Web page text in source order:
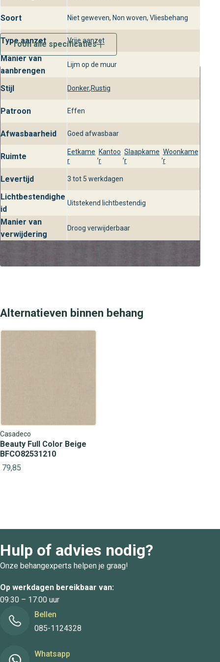
behangplaza
Ontdek Beauty Full Color uit de Beauty Full Color collectie
in de winkels van behangplaza. Onze adviseurs staan
wandbekleding voor jouw stijlvolle interieur.
Soort Niet geweven, Non woven, Vliesbehang
Type aanzet Vrije aanzet
Manier van
aanbrengen
Lijm op de muur
Stijl Donker,Rustig
Patroon Effen
Afwasbaarheid Goed afwasbaar
Ruimte
Eetkame
r
,
Kantoo
r
,
Slaapkame
r
,
Woonkame
r
Levertijd 3 tot 5 werkdagen
Lichtbestendighe
id
Uitstekend lichtbestendig
Manier van
verwijdering
Droog verwijderbaar
Toon alle specificaties
Alternatieven binnen behang
Casadeco
Beauty Full Color Beige
BFCO82531210
79,85
Hulp of advies nodig?
Onze behangexperts helpen je graag!
Op werkdagen bereikbaar van:
09:30 – 17:00 uur
Bellen
085-1124328
Whatsapp